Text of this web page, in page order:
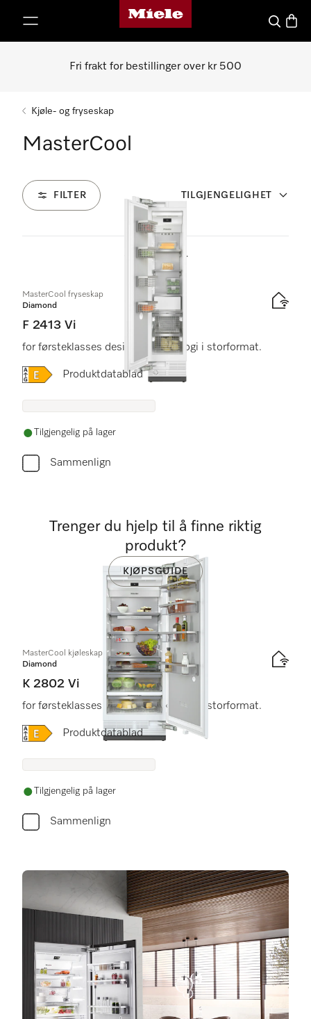
Mieles hjemmeside
Søk
Fri frakt for bestillinger over kr 500
Kjøle- og fryseskap
MasterCool
FILTER TILGJENGELIGHET
12 Produkter
MasterCool fryseskap
Diamond
F 2413 Vi
for førsteklasses design og teknologi i storformat.
Online Label Flag, Energietikett
Produktdatablad
Tilgjengelig på lager
Sammenlign
MasterCool kjøleskap
Diamond
K 2802 Vi
for førsteklasses design og teknologi i storformat.
Online Label Flag, Energietikett
Produktdatablad
Tilgjengelig på lager
Sammenlign
Trenger du hjelp til å finne riktig
produkt?
KJØPSGUIDE